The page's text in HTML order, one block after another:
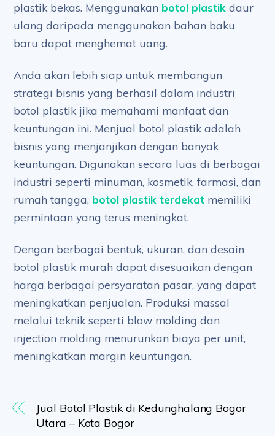
plastik bekas. Menggunakan botol plastik daur
ulang daripada menggunakan bahan baku
baru dapat menghemat uang.
Anda akan lebih siap untuk membangun
strategi bisnis yang berhasil dalam industri
botol plastik jika memahami manfaat dan
keuntungan ini. Menjual botol plastik adalah
bisnis yang menjanjikan dengan banyak
keuntungan. Digunakan secara luas di berbagai
industri seperti minuman, kosmetik, farmasi, dan
rumah tangga, botol plastik terdekat memiliki
permintaan yang terus meningkat.
Dengan berbagai bentuk, ukuran, dan desain
botol plastik murah dapat disesuaikan dengan
harga berbagai persyaratan pasar, yang dapat
meningkatkan penjualan. Produksi massal
melalui teknik seperti blow molding dan
injection molding menurunkan biaya per unit,
meningkatkan margin keuntungan.
Jual Botol Plastik di Kedunghalang Bogor
Utara – Kota Bogor